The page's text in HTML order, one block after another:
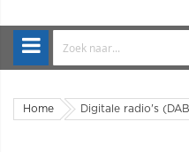
Home Digitale radio's